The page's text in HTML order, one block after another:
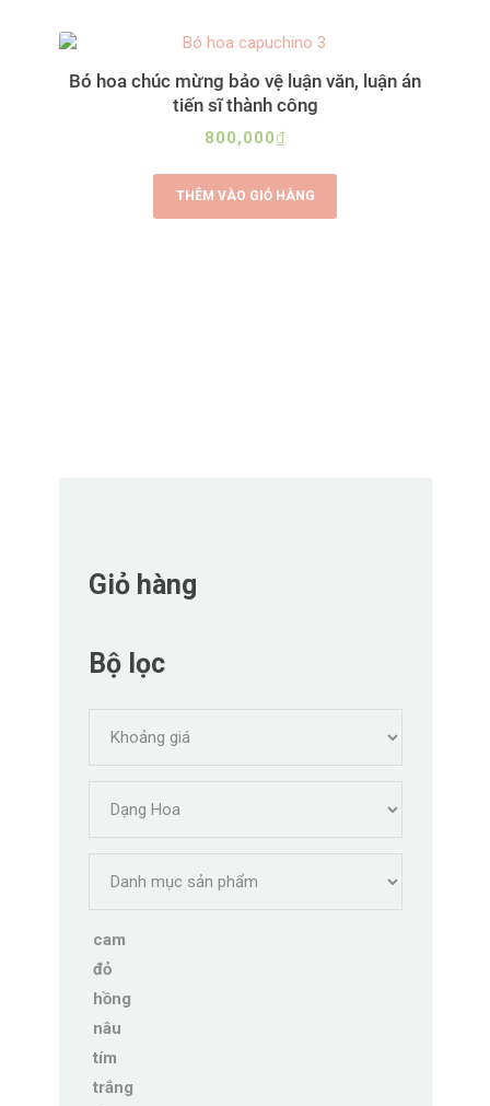
Bó hoa chúc mừng bảo vệ luận văn, luận án
tiến sĩ thành công
800,000₫
THÊM VÀO GIỎ HÀNG
Giỏ hàng
Bộ lọc
cam
đỏ
hồng
nâu
tím
trắng